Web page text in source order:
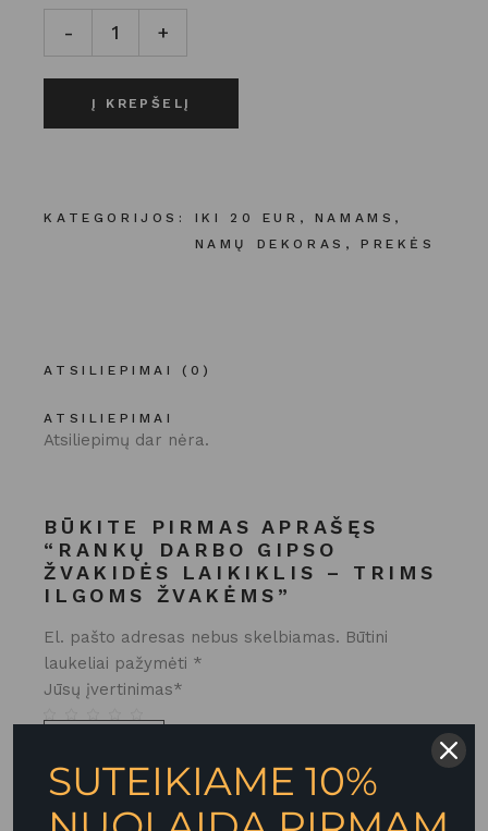
Rankų darbo gipso žvakidės laikiklis - trims ilgoms
- +
Į KREPŠELĮ
KATEGORIJOS: IKI 20 EUR , NAMAMS ,
NAMŲ DEKORAS , PREKĖS
ATSILIEPIMAI (0)
ATSILIEPIMAI
Atsiliepimų dar nėra.
BŪKITE PIRMAS APRAŠĘS
“RANKŲ DARBO GIPSO
ŽVAKIDĖS LAIKIKLIS – TRIMS
ILGOMS ŽVAKĖMS”
El. pašto adresas nebus skelbiamas. Būtini
laukeliai pažymėti *
Jūsų įvertinimas*
SUTEIKIAME 10%